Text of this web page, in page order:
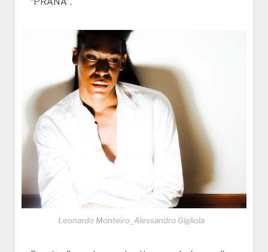
Leonardo Monteiro_Alessandro Gigliola